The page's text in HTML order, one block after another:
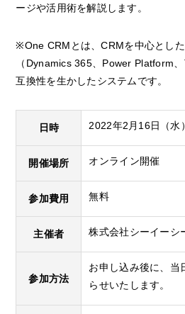
ージや活用術を解説します。
※One CRMとは、CRMを中心とし
（Dynamics 365、Power Platform
互換性を生かしたシステムです。
日時 2022年2月16日（水
開催場所 オンライン開催
参加費用 無料
主催者 株式会社シーイーシ
参加方法
お申し込み後に、当
らせいたします。